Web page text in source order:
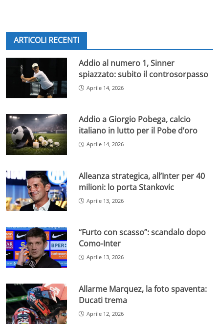
ARTICOLI RECENTI
Addio al numero 1, Sinner
spiazzato: subito il controsorpasso
Aprile 14, 2026
Addio a Giorgio Pobega, calcio
italiano in lutto per il Pobe d’oro
Aprile 14, 2026
Alleanza strategica, all’Inter per 40
milioni: lo porta Stankovic
Aprile 13, 2026
“Furto con scasso”: scandalo dopo
Como-Inter
Aprile 13, 2026
Allarme Marquez, la foto spaventa:
Ducati trema
Aprile 12, 2026